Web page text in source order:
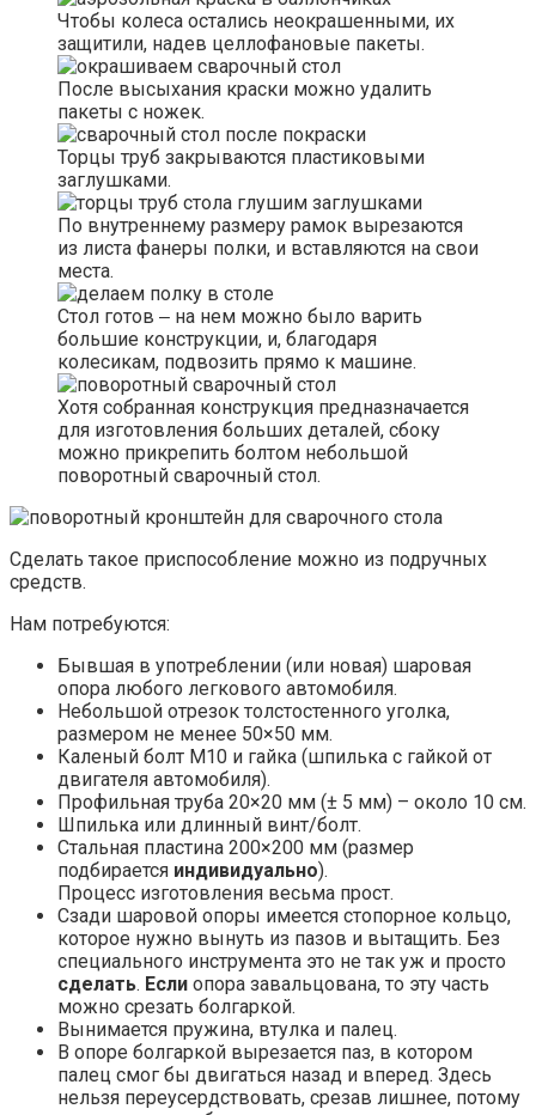
Чтобы колеса остались неокрашенными, их
защитили, надев целлофановые пакеты.
После высыхания краски можно удалить
пакеты с ножек.
Торцы труб закрываются пластиковыми
заглушками.
По внутреннему размеру рамок вырезаются
из листа фанеры полки, и вставляются на свои
места.
Стол готов ‒ на нем можно было варить
большие конструкции, и, благодаря
колесикам, подвозить прямо к машине.
Хотя собранная конструкция предназначается
для изготовления больших деталей, сбоку
можно прикрепить болтом небольшой
поворотный сварочный стол.
Сделать такое приспособление можно из подручных
средств.
Нам потребуются:
Бывшая в употреблении (или новая) шаровая
опора любого легкового автомобиля.
Небольшой отрезок толстостенного уголка,
размером не менее 50×50 мм.
Каленый болт М10 и гайка (шпилька с гайкой от
двигателя автомобиля).
Профильная труба 20×20 мм (± 5 мм) – около 10 см.
Шпилька или длинный винт/болт.
Стальная пластина 200×200 мм (размер
подбирается индивидуально).
Процесс изготовления весьма прост.
Сзади шаровой опоры имеется стопорное кольцо,
которое нужно вынуть из пазов и вытащить. Без
специального инструмента это не так уж и просто
сделать. Если опора завальцована, то эту часть
можно срезать болгаркой.
Вынимается пружина, втулка и палец.
В опоре болгаркой вырезается паз, в котором
палец смог бы двигаться назад и вперед. Здесь
нельзя переусердствовать, срезав лишнее, потому